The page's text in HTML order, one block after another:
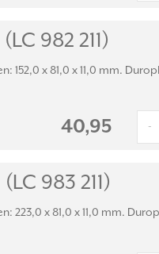
982 211)
152,0 x 81,0 x 11,0 mm.
40,95 -
983 211)
223,0 x 81,0 x 11,0 mm.